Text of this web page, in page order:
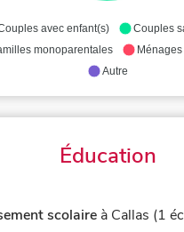
avec enfant(s)
Couples
monoparentales
Autre
Éducation
scolaire à Callas (1